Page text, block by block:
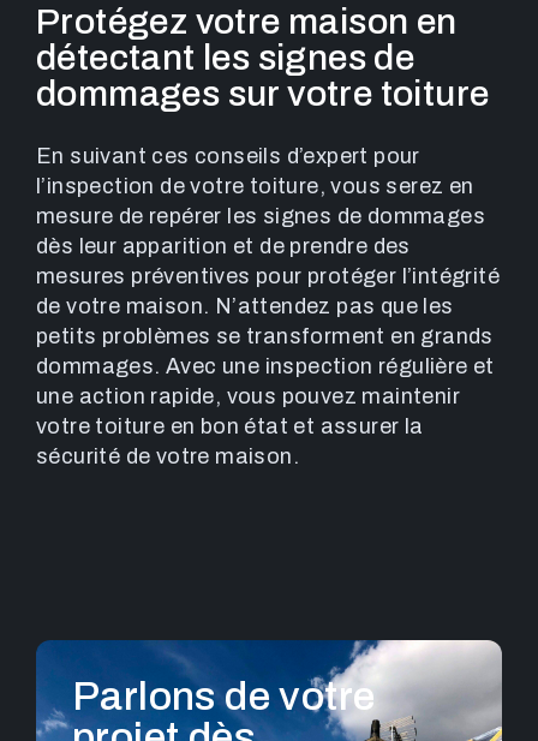
Protégez votre maison en
détectant les signes de
dommages sur votre toiture
En suivant ces conseils d’expert pour
l’inspection de votre toiture, vous serez en
mesure de repérer les signes de dommages
dès leur apparition et de prendre des
mesures préventives pour protéger l’intégrité
de votre maison. N’attendez pas que les
petits problèmes se transforment en grands
dommages. Avec une inspection régulière et
une action rapide, vous pouvez maintenir
votre toiture en bon état et assurer la
sécurité de votre maison.
Parlons de votre